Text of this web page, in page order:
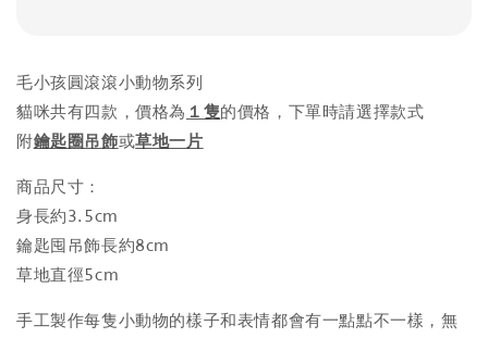
毛小孩圓滾滾小動物系列
貓咪共有四款，價格為 １隻的價格，下單時請選擇款式
附鑰匙圈吊飾或草地一片
商品尺寸：
身長約3.5cm
鑰匙囤吊飾長約8cm
草地直徑5cm
手工製作每隻小動物的樣子和表情都會有一點點不一樣，無